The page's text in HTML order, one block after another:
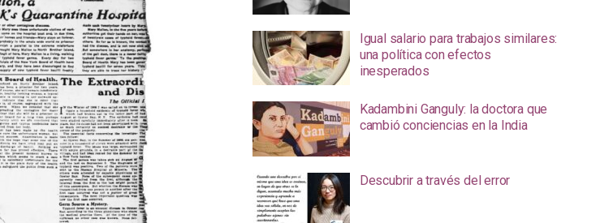
Igual salario para trabajos similares:
una política con efectos
inesperados
Kadambini Ganguly: la doctora que
cambió conciencias en la India
Descubrir a través del error